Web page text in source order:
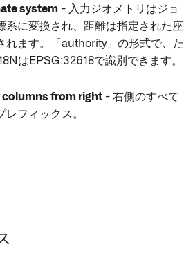
system - 入力ジオメトリはジョ
系に変換され、距離は指定された座
れます。「authority」の形式で、た
はEPSG:32618で識別できます。
columns from right - 右側のすべて
フィックス。